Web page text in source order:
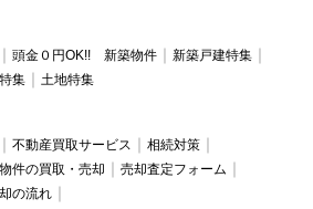
頭金０円OK!! 新築物件
新築戸建特集
集 土地特集
不動産買取サービス
相続対策
件の買取・売却
売却査定フォーム
の流れ